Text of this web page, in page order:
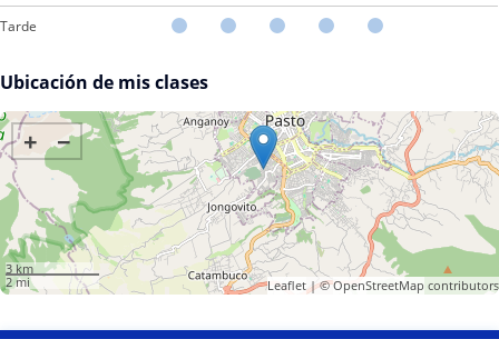
Tarde
Ubicación de mis clases
+ −
3 km
2 mi
Leaflet| ©OpenStreetMap contributors